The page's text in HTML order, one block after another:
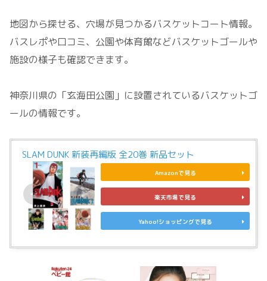
地図から探せる、穴場が見つかるバスケットコート情報。
バスレポや口コミ、公園や体育館などバスケットゴールや
施設の様子も確認できます。
神奈川県の「玄海田公園」に設置されているバスケットゴ
ールの情報です。
SLAM DUNK 新装再編版 全20巻 新品セット
Amazonで見る
楽天市場で見る
Yahoo!ショッピングで見る